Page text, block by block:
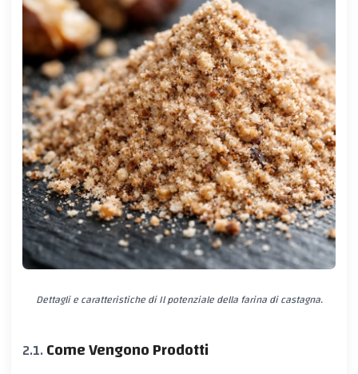
Dettagli e caratteristiche di Il potenziale della farina di castagna.
Come Vengono Prodotti